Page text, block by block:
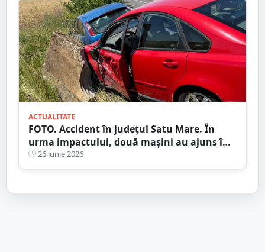
ACTUALITATE
FOTO. Accident în județul Satu Mare. În
urma impactului, două mașini au ajuns în
șanț26 iunie 2026